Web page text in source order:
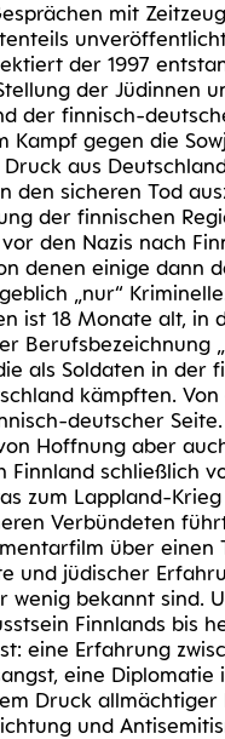
mit
der 1997
der Jüdin­nen
der fin­nisch-
Kampf gegen die
aus
den siche­ren Tod
der fin­ni­schen
den Nazis nach
denen eini­ge dann
„nur“
ist 18 Mona­te alt, in
Berufs­be­zeich­nung
als Sol­da­ten in der
kämpf­ten.
deut­scher
Hoff­nung aber
Finn­land schließ­lich
zum Lapp­land-Krieg
Ver­bün­de­ten
über einen
und jüdi­scher
wenig bekannt sind.
Finn­lands bis
eine Erfah­rung
eine
Druck all­mäch­ti­ger
und